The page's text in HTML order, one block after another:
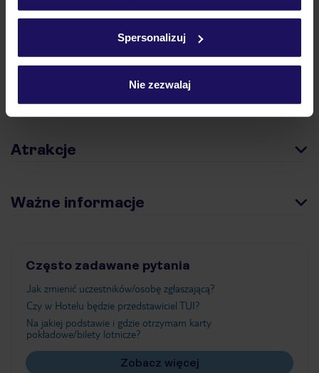
Szczegółowe informacje o plikach cookie znajdziesz
Spersonalizuj
Nie zezwalaj
Atrakcje
Ważne informacje
Często zadawane pytania
Jak zmienić uczestników/osobę zgłaszającą?
Czy w Hotelu będzie przedstawiciel TUI?
Na jakiej podstawie i gdzie otrzymam karty
pokładowe/bilety lotnicze?
Zobacz więcej